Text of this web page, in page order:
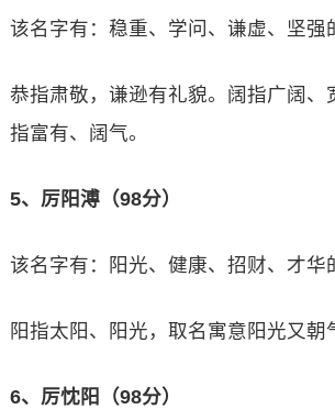
该名字有：稳重、学问、谦虚、坚强
恭指肃敬，谦逊有礼貌。阔指广阔、
指富有、阔气。
5、厉阳溥（98分）
该名字有：阳光、健康、招财、才华
阳指太阳、阳光，取名寓意阳光又朝
6、厉忱阳（98分）